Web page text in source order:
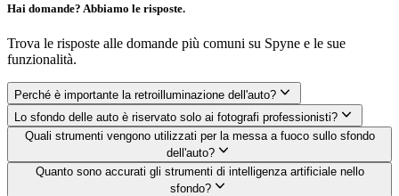
Hai domande? Abbiamo le risposte.
Trova le risposte alle domande più comuni su Spyne e le sue
funzionalità.
Perché è importante la retroilluminazione dell'auto?
Lo sfondo delle auto è riservato solo ai fotografi professionisti?
Quali strumenti vengono utilizzati per la messa a fuoco sullo sfondo
dell'auto?
Quanto sono accurati gli strumenti di intelligenza artificiale nello
sfondo?